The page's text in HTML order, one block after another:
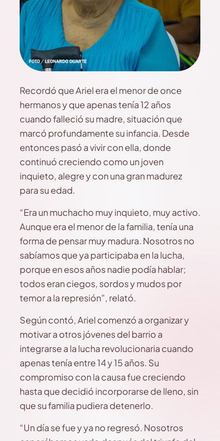
Recordó que Ariel era el menor de once
hermanos y que apenas tenía 12 años
cuando falleció su madre, situación que
marcó profundamente su infancia. Desde
entonces pasó a vivir con ella, donde
continuó creciendo como un joven
inquieto, alegre y con una gran madurez
para su edad.
“Era un muchacho muy inquieto, muy activo.
Aunque era el menor de la familia, tenía una
forma de pensar muy madura. Nosotros no
sabíamos que ya participaba en la lucha,
porque en esos años nadie podía hablar;
todos eran ciegos, sordos y mudos por
temor a la represión”, relató.
Según contó, Ariel comenzó a organizar y
motivar a otros jóvenes del barrio a
integrarse a la lucha revolucionaria cuando
apenas tenía entre 14 y 15 años. Su
compromiso con la causa fue creciendo
hasta que decidió incorporarse de lleno, sin
que su familia pudiera detenerlo.
“Un día se fue y ya no regresó. Nosotros